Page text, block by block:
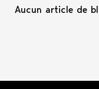
Aucun article de